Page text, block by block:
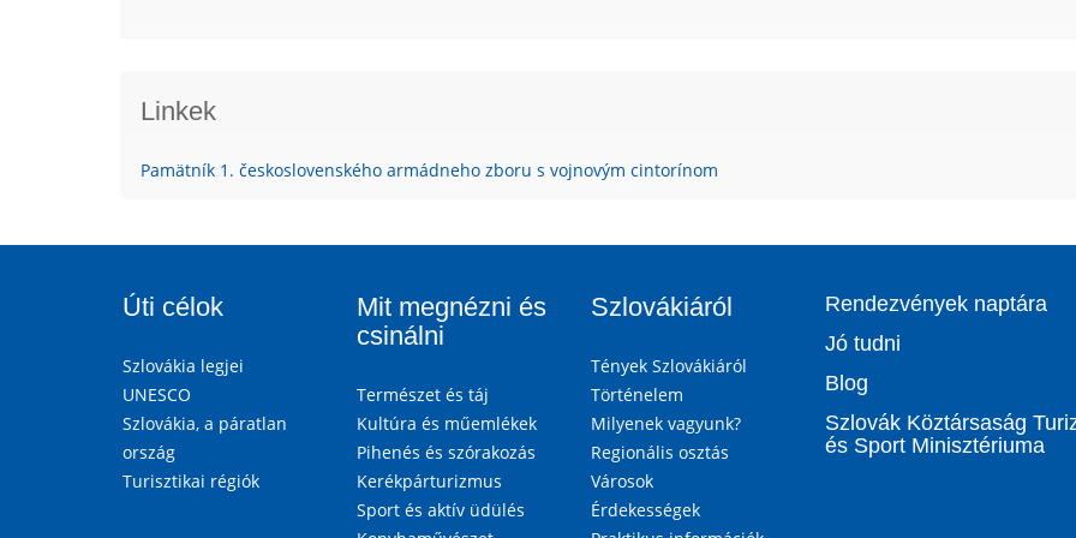
Linkek
Pamätník 1. československého armádneho zboru s vojnovým cintorínom
Úti célok
Szlovákia legjei
UNESCO
Szlovákia, a páratlan
ország
Turisztikai régiók
Mit megnézni és
csinálni
Természet és táj
Kultúra és műemlékek
Pihenés és szórakozás
Kerékpárturizmus
Sport és aktív üdülés
Szlovákiáról
Tények Szlovákiáról
Történelem
Milyenek vagyunk?
Regionális osztás
Városok
Érdekességek
Rendezvények naptára
Jó tudni
Blog
Szlovák Köztársaság
és Sport Minisztériuma